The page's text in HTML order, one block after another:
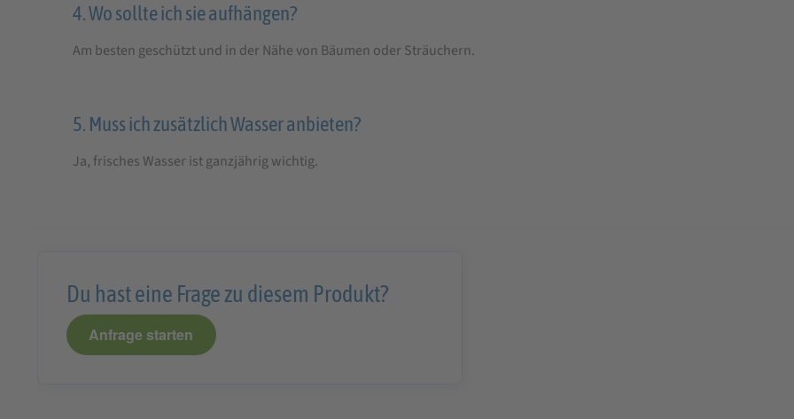
4. Wo sollte ich sie aufhängen?
Am besten geschützt und in der Nähe von Bäumen oder Sträuchern.
5. Muss ich zusätzlich Wasser anbieten?
Ja, frisches Wasser ist ganzjährig wichtig.
Du hast eine Frage zu diesem Produkt?
Anfrage starten